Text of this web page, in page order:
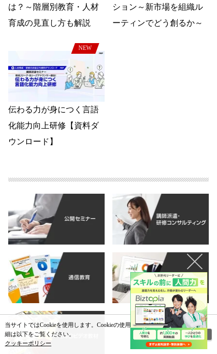
は？～階層別教育・人材
育成の見直し方も解説
ション～新市場を組織ル
ーティンでどう創るか～
NEW
伝わる力が身につく言語
化能力向上研修【資料ダ
ウンロード】
当サイトではCookieを使用します。Cookieの使用に関する詳
細は以下をご覧ください。
クッキーポリシー
閉じる